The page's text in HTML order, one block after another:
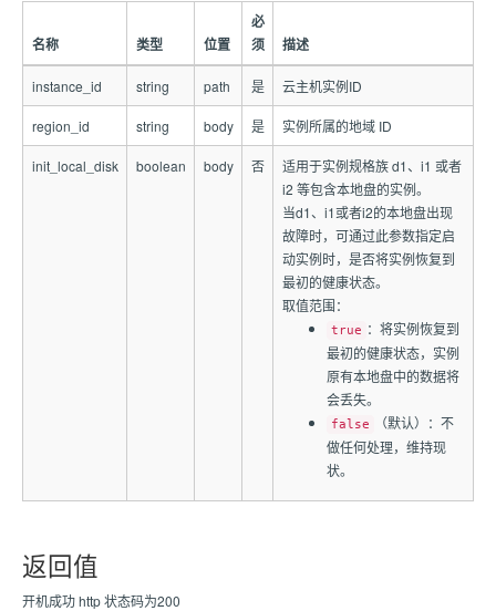
名称 类型 位置
必
须
描述
instance_id string path 是 云主机实例ID
region_id string body 是 实例所属的地域 ID
init_local_disk boolean body 否
适用于实例规格族 d1、i1 或者
i2 等包含本地盘的实例。
当d1、i1或者i2的本地盘出现
故障时，可通过此参数指定启
动实例时，是否将实例恢复到
最初的健康状态。
取值范围：
true ：将实例恢复到
最初的健康状态，实例
原有本地盘中的数据将
会丢失。
false
（默认）：不
做任何处理，维持现
状。
返回值
开机成功 http 状态码为200